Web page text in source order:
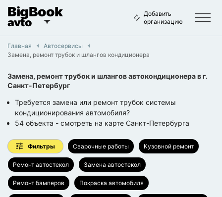
BigBook
avto
Добавить
организацию
Главная
Автосервисы
Замена, ремонт трубок и шлангов кондиционера
Замена, ремонт трубок и шлангов автокондиционерав г.
Санкт-Петербург
Требуется замена или ремонт трубок системы
кондиционирования автомобиля?
54 объекта - смотреть на карте Санкт-Петербурга
Фильтры Сварочные работы Кузовной ремонт
Ремонт автостекол Замена автостекол
Ремонт бамперов Покраска автомобиля